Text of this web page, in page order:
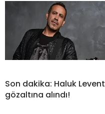
Son dakika: Haluk Levent
gözaltına alındı!